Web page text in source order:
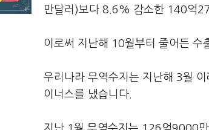
만달러)보다 8.6% 감소한 140억
이로써 지난해 10월부터 줄어든 수
우리나라 무역수지는 지난해 3월
이너스를 냈습니다.